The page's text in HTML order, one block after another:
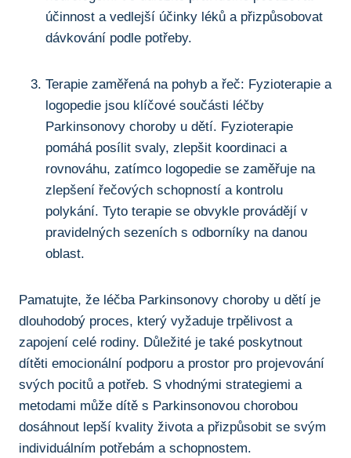
účinnost ⁣a vedlejší‌ účinky léků a přizpůsobovat
dávkování‌ podle potřeby.
Terapie zaměřená​ na pohyb a řeč: Fyzioterapie⁣ a
logopedie jsou klíčové součásti‍ léčby
Parkinsonovy⁢ choroby u dětí.​ Fyzioterapie ​
pomáhá posílit svaly, zlepšit koordinaci a ​
rovnováhu,⁢ zatímco logopedie se zaměřuje na
zlepšení řečových schopností a kontrolu
polykání. Tyto ‌terapie se obvykle provádějí v
pravidelných sezeních s odborníky na ⁣danou
oblast.
Pamatujte, že léčba Parkinsonovy choroby ⁣u ​dětí je
⁤dlouhodobý proces, který vyžaduje trpělivost a
zapojení ⁣celé rodiny. ‍Důležité je také poskytnout
dítěti emocionální podporu ⁤a prostor pro projevování
svých pocitů a potřeb. S ⁤vhodnými strategiemi a
metodami může dítě s ⁣Parkinsonovou chorobou
dosáhnout lepší kvality života a⁤ přizpůsobit se svým
individuálním potřebám ⁤a schopnostem.